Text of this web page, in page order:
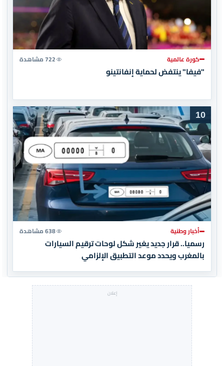
كورة عالمية 722 مشاهدة
"فيفا" ينتفض لحماية إنفانتينو
10
أخبار وطنية 638 مشاهدة
رسميا.. قرار جديد يغير شكل لوحات ترقيم السيارات
بالمغرب ويحدد موعد التطبيق الإلزامي